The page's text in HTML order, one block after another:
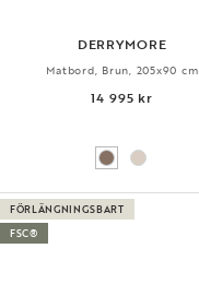
DERRYMORE
Matbord, Brun, 205x90 cm
14 995 kr
FÖRLÄNGNINGSBART
FSC®